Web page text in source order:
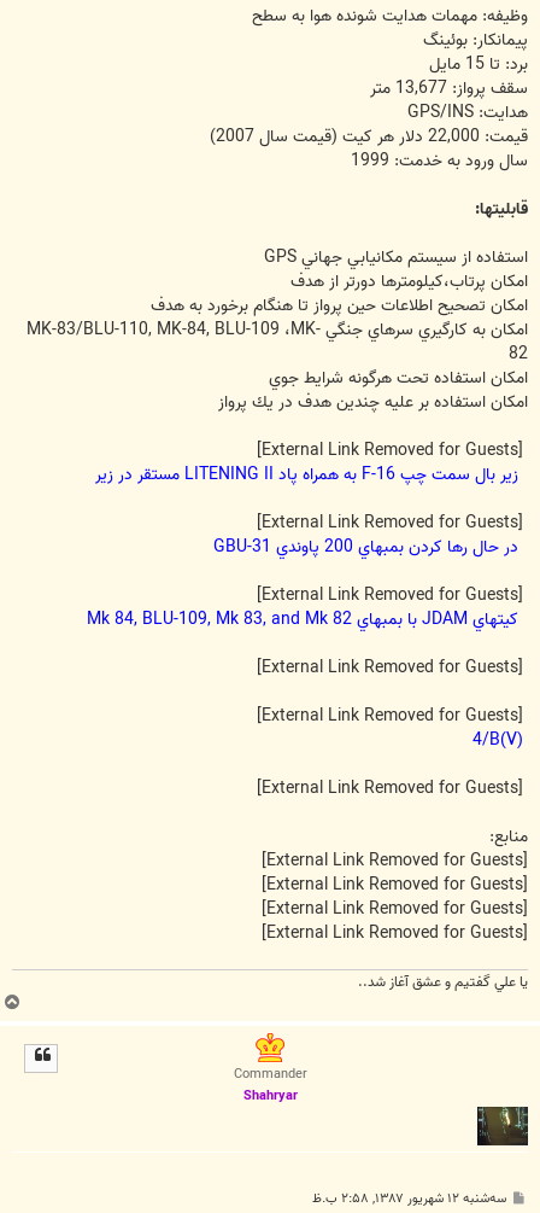
وظيفه: مهمات هدايت شونده هوا به سطح
پيمانكار: بوئينگ
برد: تا 15 مايل
سقف پرواز: 13,677 متر
هدايت: GPS/INS
قيمت: 22,000 دلار هر كيت (قيمت سال 2007)
سال ورود به خدمت: 1999
قابليتها:
استفاده از سيستم مكانيابي جهاني GPS
امكان پرتاب،كيلومترها دورتر از هدف
امكان تصحيح اطلاعات حين پرواز تا هنگام برخورد به هدف
امكان به كارگيري سرهاي جنگي MK-83/BLU-110, MK-84, BLU-109 ،MK-
82
امكان استفاده تحت هرگونه شرايط جوي
امكان استفاده بر عليه چندين هدف در يك پرواز
[External Link Removed for Guests]
زير بال سمت چپ F-16 به همراه پاد LITENING II مستقر در زير
[External Link Removed for Guests]
در حال رها كردن بمبهاي 200 پاوندي GBU-31
[External Link Removed for Guests]
كيتهاي JDAM با بمبهاي Mk 84, BLU-109, Mk 83, and Mk 82
[External Link Removed for Guests]
[External Link Removed for Guests]
(V)4/B
[External Link Removed for Guests]
منابع:
[External Link Removed for Guests]
[External Link Removed for Guests]
[External Link Removed for Guests]
[External Link Removed for Guests]
يا علي گفتيم و عشق آغاز شد..
Commander
Shahryar
سه‌شنبه ۱۲ شهریور ۱۳۸۷, ۲:۵۸ ب.ظ